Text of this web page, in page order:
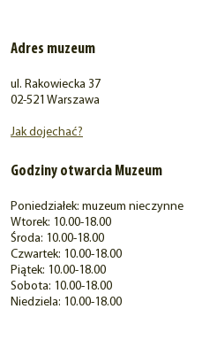
Adres muzeum
ul. Rakowiecka 37
02-521 Warszawa
Jak dojechać?
Godziny otwarcia Muzeum
Poniedziałek: muzeum nieczynne
Wtorek: 10.00-18.00
Środa: 10.00-18.00
Czwartek: 10.00-18.00
Piątek: 10.00-18.00
Sobota: 10.00-18.00
Niedziela: 10.00-18.00